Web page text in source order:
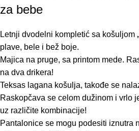
za bebe
Letnji dvodelni kompletić sa košuljom
plave, bele i bež boje.
Majica na pruge, sa printom mede.
na dva drikera!
Teksas lagana košulja, takođe se
Raskopčava se celom dužinom i vrlo
uz različite kombinacije!
Pantalonice se mogu podesiti iznutra